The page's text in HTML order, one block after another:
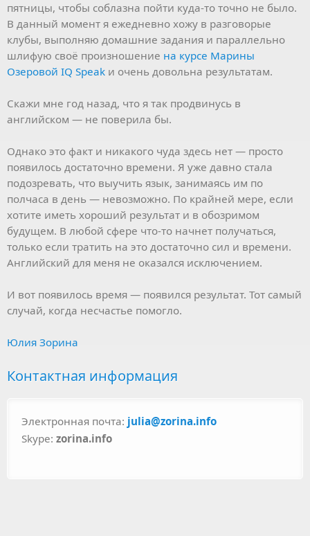
пятницы, чтобы соблазна пойти куда-то точно не было.
В данный момент я ежедневно хожу в разговорые
клубы, выполняю домашние задания и параллельно
шлифую своё произношение на курсе Марины
Озеровой IQ Speak и очень довольна результатам.
Скажи мне год назад, что я так продвинусь в
английском — не поверила бы.
Однако это факт и никакого чуда здесь нет — просто
появилось достаточно времени. Я уже давно стала
подозревать, что выучить язык, занимаясь им по
полчаса в день — невозможно. По крайней мере, если
хотите иметь хороший результат и в обозримом
будущем. В любой сфере что-то начнет получаться,
только если тратить на это достаточно сил и времени.
Английский для меня не оказался исключением.
И вот появилось время — появился результат. Тот самый
случай, когда несчастье помогло.
Юлия Зорина
Контактная информация
Электронная почта: julia@zorina.info
Skype: zorina.info